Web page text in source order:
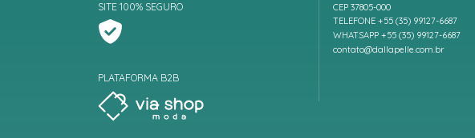
SITE 100% SEGURO
PLATAFORMA B2B
CEP 37805-000
TELEFONE +55 (35) 99127-6687
WHATSAPP +55 (35) 99127-6687
contato@dallapelle.com.br